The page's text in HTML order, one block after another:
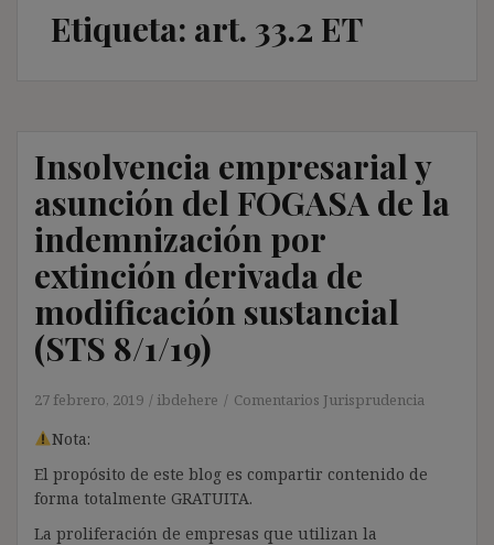
Etiqueta: art. 33.2 ET
Insolvencia empresarial y
asunción del FOGASA de la
indemnización por
extinción derivada de
modificación sustancial
(STS 8/1/19)
27 febrero, 2019 ibdehere Comentarios Jurisprudencia
Nota:
El propósito de este blog es compartir contenido de
forma totalmente GRATUITA.
La proliferación de empresas que utilizan la